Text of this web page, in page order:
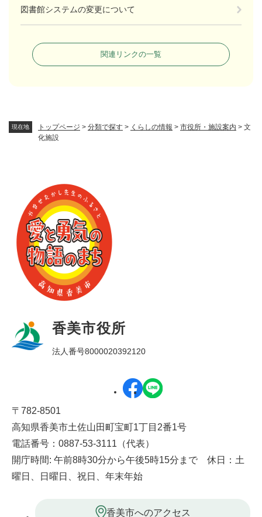
現在地 トップページ > 分類で探す > くらしの情報 > 市役所・施設案内 > 文
化施設
図書館システムの変更について
関連リンクの一覧
香美市役所
法人番号8000020392120
〒782-8501
高知県香美市土佐山田町宝町1丁目2番1号
電話番号：0887-53-3111（代表）
開庁時間: 午前8時30分から午後5時15分まで 休日：土
曜日、日曜日、祝日、年末年始
香美市へのアクセス